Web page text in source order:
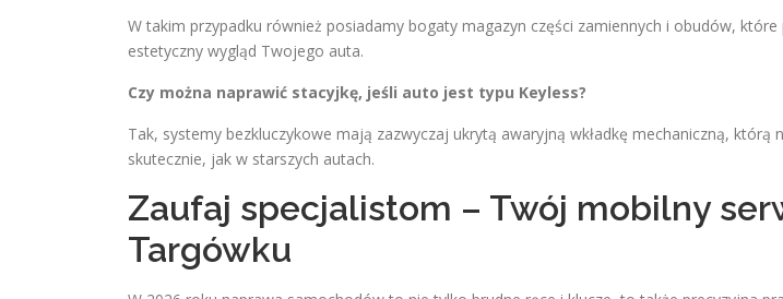
W takim przypadku również posiadamy bogaty magazyn części zamiennych i obudów,
estetyczny wygląd Twojego auta.
Czy można naprawić stacyjkę, jeśli auto jest typu Keyless?
Tak, systemy bezkluczykowe mają zazwyczaj ukrytą awaryjną wkładkę mechaniczną, którą
skutecznie, jak w starszych autach.
Zaufaj specjalistom – Twój mobilny
Targówku